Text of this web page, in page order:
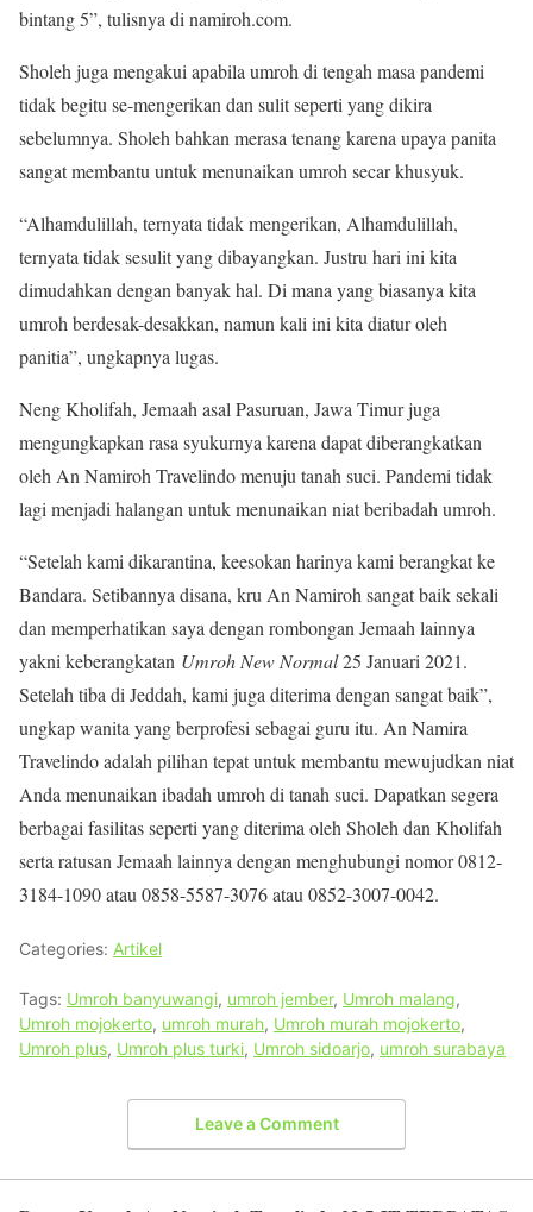
bintang 5”, tulisnya di namiroh.com.
Sholeh juga mengakui apabila umroh di tengah masa pandemi
tidak begitu se-mengerikan dan sulit seperti yang dikira
sebelumnya. Sholeh bahkan merasa tenang karena upaya panita
sangat membantu untuk menunaikan umroh secar khusyuk.
“Alhamdulillah, ternyata tidak mengerikan, Alhamdulillah,
ternyata tidak sesulit yang dibayangkan. Justru hari ini kita
dimudahkan dengan banyak hal. Di mana yang biasanya kita
umroh berdesak-desakkan, namun kali ini kita diatur oleh
panitia”, ungkapnya lugas.
Neng Kholifah, Jemaah asal Pasuruan, Jawa Timur juga
mengungkapkan rasa syukurnya karena dapat diberangkatkan
oleh An Namiroh Travelindo menuju tanah suci. Pandemi tidak
lagi menjadi halangan untuk menunaikan niat beribadah umroh.
“Setelah kami dikarantina, keesokan harinya kami berangkat ke
Bandara. Setibannya disana, kru An Namiroh sangat baik sekali
dan memperhatikan saya dengan rombongan Jemaah lainnya
yakni keberangkatan Umroh New Normal25 Januari 2021.
Setelah tiba di Jeddah, kami juga diterima dengan sangat baik”,
ungkap wanita yang berprofesi sebagai guru itu. An Namira
Travelindo adalah pilihan tepat untuk membantu mewujudkan niat
Anda menunaikan ibadah umroh di tanah suci. Dapatkan segera
berbagai fasilitas seperti yang diterima oleh Sholeh dan Kholifah
serta ratusan Jemaah lainnya dengan menghubungi nomor 0812-
3184-1090 atau 0858-5587-3076 atau 0852-3007-0042.
Categories: Artikel
Tags: Umroh banyuwangi, umroh jember, Umroh malang,
Umroh mojokerto, umroh murah, Umroh murah mojokerto,
Umroh plus, Umroh plus turki, Umroh sidoarjo, umroh surabaya
Leave a Comment